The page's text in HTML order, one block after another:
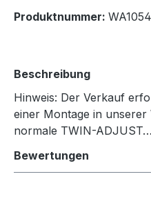
Produktnummer:
Beschreibung
Hinweis: Der Verkauf
einer Montage in unserer
normale TWIN-ADJUST…
Bewertungen